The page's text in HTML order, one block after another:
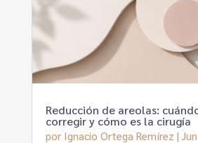
Reducción de areolas:
corregir y cómo es la cirugía
por Ignacio Ortega Remírez |